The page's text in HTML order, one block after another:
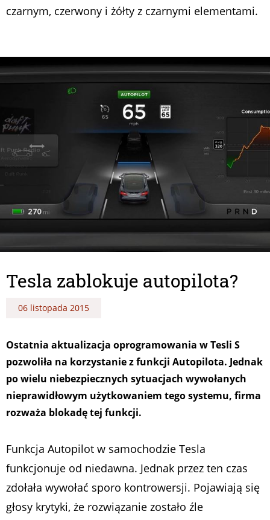
czarnym, czerwony i żółty z czarnymi elementami.
Tesla zablokuje autopilota?
06 listopada 2015
Ostatnia aktualizacja oprogramowania w Tesli S
pozwoliła na korzystanie z funkcji Autopilota. Jednak
po wielu niebezpiecznych sytuacjach wywołanych
nieprawidłowym użytkowaniem tego systemu, firma
rozważa blokadę tej funkcji.
Funkcja Autopilot w samochodzie Tesla
funkcjonuje od niedawna. Jednak przez ten czas
zdołała wywołać sporo kontrowersji. Pojawiają się
głosy krytyki, że rozwiązanie zostało źle